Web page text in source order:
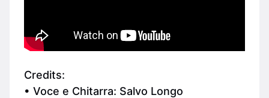
Credits:
• Voce e Chitarra: Salvo Longo